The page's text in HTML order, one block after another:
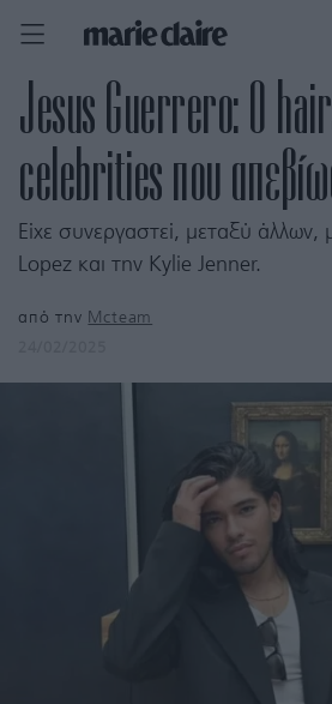
Jesus Guerrero: Ο
celebrities που
Είχε συνεργαστεί, μεταξύ άλλων,
Lopez και την Kylie Jenner.
από την Mcteam